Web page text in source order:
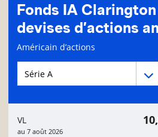
Fonds IA
devises d’actions
Page
Américain d’actions
Menu déroulant des séries du
Menu déroulant des séries du
VL
au 7 août 2026